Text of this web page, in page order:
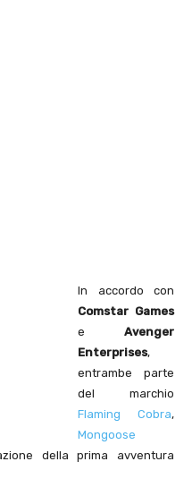
In accordo con
Comstar Games
e Avenger
Enterprises,
entrambe parte
del marchio
Flaming Cobra,
Mongoose
della prima avventura